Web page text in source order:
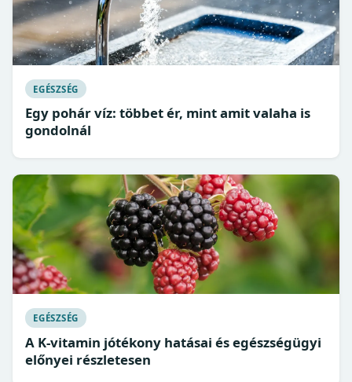
EGÉSZSÉG
Egy pohár víz: többet ér, mint amit valaha is
gondolnál
EGÉSZSÉG
A K-vitamin jótékony hatásai és egészségügyi
előnyei részletesen